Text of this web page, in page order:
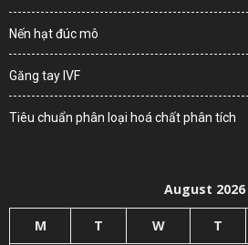
Nến hạt đúc mô
Găng tay IVF
Tiêu chuẩn phân loại hoá chất phân tích
August 2026
M T W T